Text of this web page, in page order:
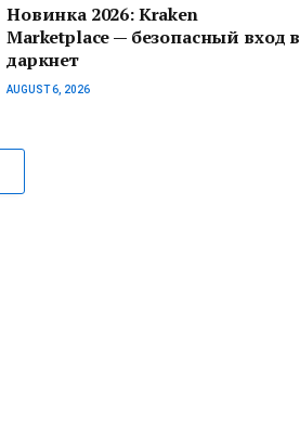
Новинка 2026: Kraken
Marketplace — безопасный вход в
даркнет
AUGUST 6, 2026